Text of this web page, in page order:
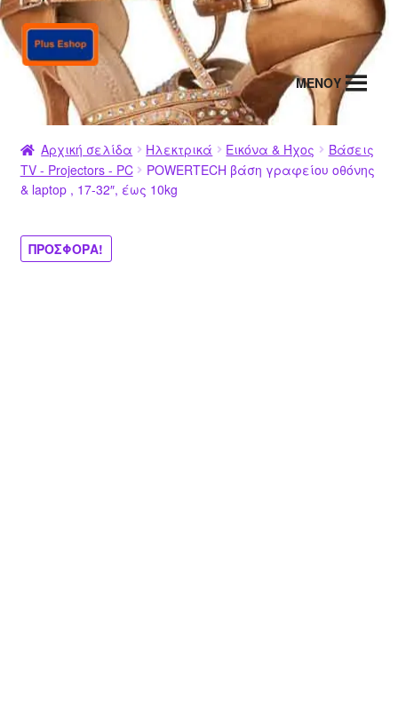
Απευθείας
μετάβαση
στην
πλοήγηση
Μετάβαση
σε
περιεχόμενο
MENΟΥ
Αρχική σελίδα Ηλεκτρικά Εικόνα & Ήχος
Βάσεις
TV - Projectors - PC
POWERTECH βάση γραφείου οθόνης
& laptop , 17-32″, έως 10kg
ΠΡΟΣΦΟΡΆ!